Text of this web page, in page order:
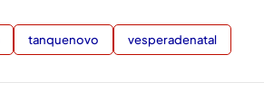
tanquenovo vesperadenatal